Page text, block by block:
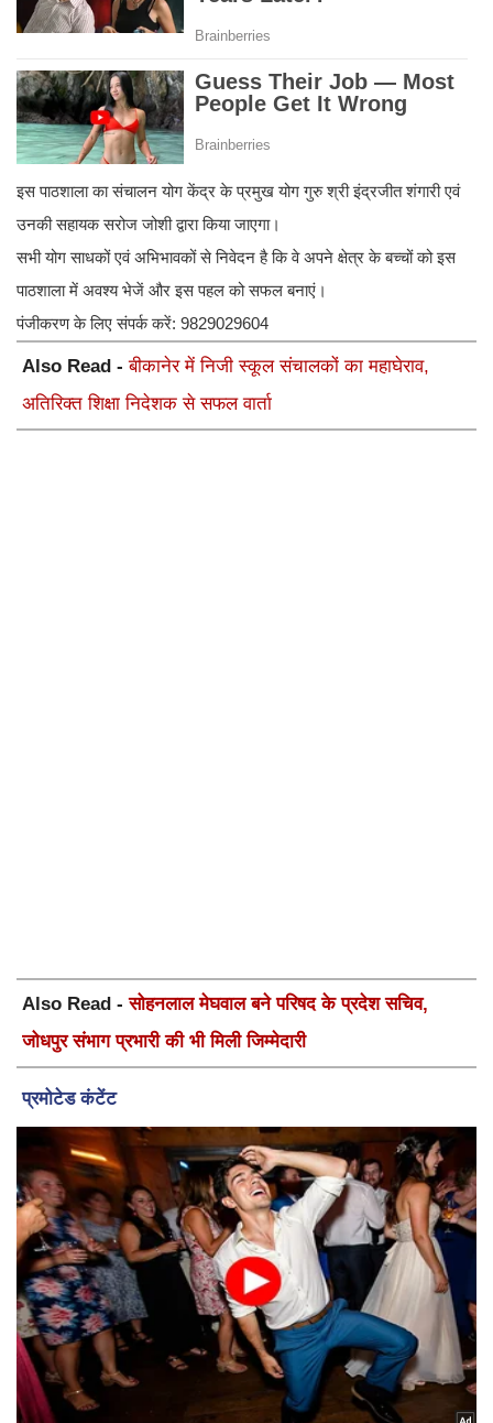
इस पाठशाला का संचालन योग केंद्र के प्रमुख योग गुरु श्री इंद्रजीत शंगारी एवं
उनकी सहायक सरोज जोशी द्वारा किया जाएगा।
सभी योग साधकों एवं अभिभावकों से निवेदन है कि वे अपने क्षेत्र के बच्चों को इस
पाठशाला में अवश्य भेजें और इस पहल को सफल बनाएं।
पंजीकरण के लिए संपर्क करें: 9829029604
Also Read -बीकानेर में निजी स्कूल संचालकों का महाघेराव,
अतिरिक्त शिक्षा निदेशक से सफल वार्ता
Also Read -सोहनलाल मेघवाल बने परिषद के प्रदेश सचिव,
जोधपुर संभाग प्रभारी की भी मिली जिम्मेदारी